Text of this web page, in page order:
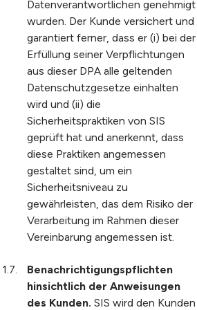
Datenverantwortlichen genehmigt
wurden. Der Kunde versichert und
garantiert ferner, dass er (i) bei der
Erfüllung seiner Verpflichtungen
aus dieser DPA alle geltenden
Datenschutzgesetze einhalten
wird und (ii) die
Sicherheitspraktiken von SIS
geprüft hat und anerkennt, dass
diese Praktiken angemessen
gestaltet sind, um ein
Sicherheitsniveau zu
gewährleisten, das dem Risiko der
Verarbeitung im Rahmen dieser
Vereinbarung angemessen ist.
Benachrichtigungspflichten
hinsichtlich der Anweisungen
des Kunden. SIS wird den Kunden